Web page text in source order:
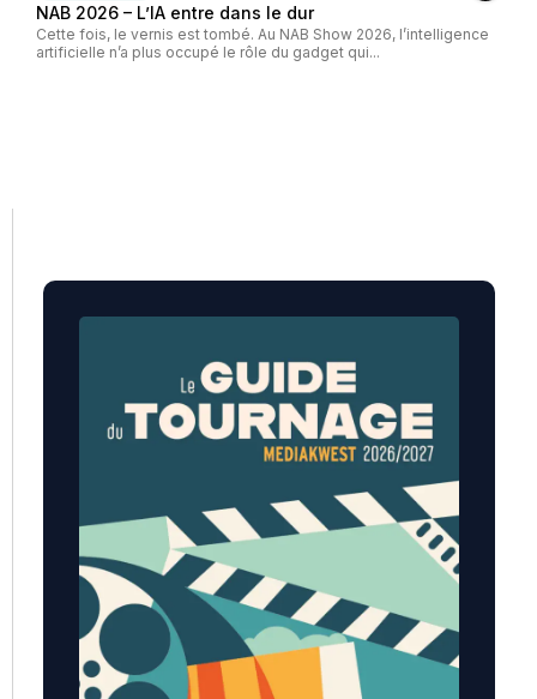
NAB 2026 – L’IA entre dans le dur
Cette fois, le vernis est tombé. Au NAB Show 2026, l’intelligence
artificielle n’a plus occupé le rôle du gadget qui...